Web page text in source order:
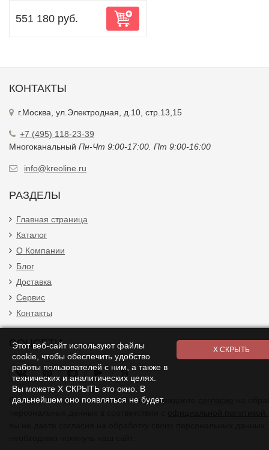
551 180 руб.
КОНТАКТЫ
г.Москва, ул.Электродная, д.10, стр.13,15
+7 (495) 118-23-39
Многоканальный Пн-Чт 9:00-17:00. Пт 9:00-16:00
info@kreoline.ru
РАЗДЕЛЫ
Главная страница
Каталог
О Компании
Блог
Доставка
Сервис
Контакты
СОЦСЕТИ
Я
Оставаясь на данном сайте Вы подтверждаете
Этот веб-сайт используют файлы
cookie, чтобы обеспечить удобство
работы пользователей с ним, а также в
технических и аналитических целях.
Вы можете Х СКРЫТЬ это окно. В
дальнейшем оно появляться не будет.